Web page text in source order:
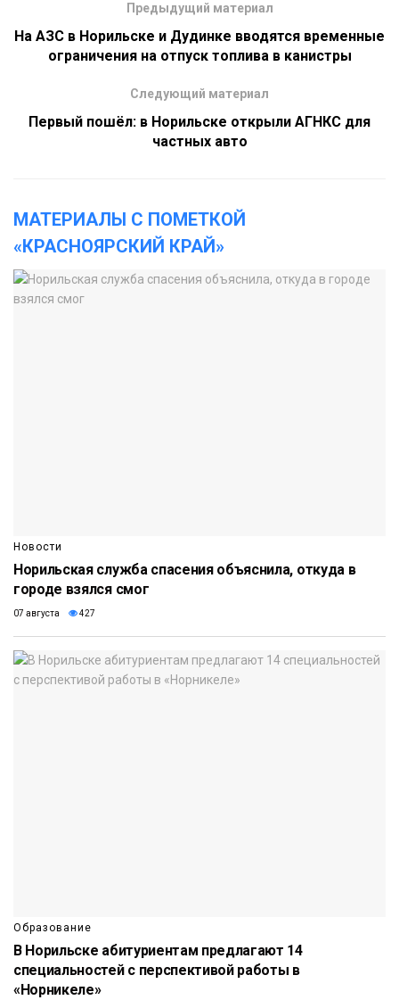
Предыдущий материал
На АЗС в Норильске и Дудинке вводятся временные
ограничения на отпуск топлива в канистры
Следующий материал
Первый пошёл: в Норильске открыли АГНКС для
частных авто
МАТЕРИАЛЫ С ПОМЕТКОЙ
«КРАСНОЯРСКИЙ КРАЙ»
Новости
Норильская служба спасения объяснила, откуда в
городе взялся смог
07 августа 427
Образование
В Норильске абитуриентам предлагают 14
специальностей с перспективой работы в
«Норникеле»